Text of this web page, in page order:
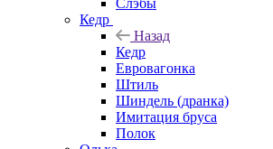
Слэбы
Кедр
Назад
Кедр
Евровагонка
Штиль
Шиндель (дранка)
Имитация бруса
Полок